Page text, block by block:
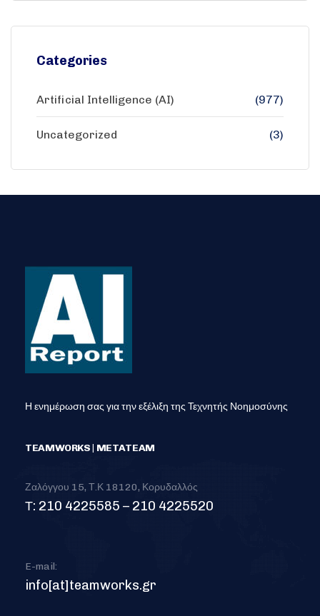
Categories
Artificial Intelligence (AI) (977)
Uncategorized (3)
Η ενημέρωση σας για την εξέλιξη της Τεχνητής Νοημοσύνης
TEAMWORKS | METATEAM
Ζαλόγγου 15, Τ.Κ 18120, Κορυδαλλός
Τ: 210 4225585 – 210 4225520
E-mail:
info[at]teamworks.gr